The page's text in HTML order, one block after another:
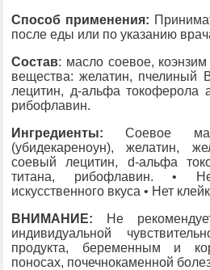
Способ применения:
после еды или по указанию
Состав: масло соевое,
вещества: желатин, пчелиный
лецитин, д-альфа токоферола
рибофлавин.
Ингредиенты: Соевое
(убидекареноун), желатин,
соевый лецитин, d-альфа
титана, рибофлавин. •
искусственного вкуса • Нет
ВНИМАНИЕ: Не
индивидуальной
продукта, беременным и
поносах, почечнокаменной